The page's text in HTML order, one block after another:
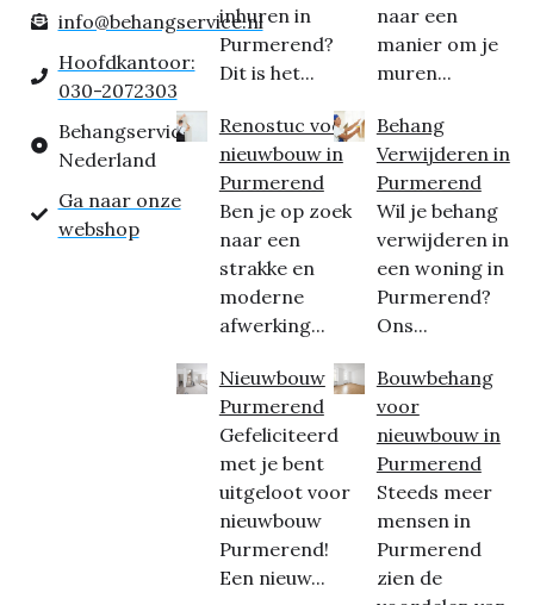
info@behangservice.nl
Hoofdkantoor:
030-2072303
Behangservice
Nederland
Ga naar onze
webshop
inhuren in
Purmerend?
Dit is het...
Renostuc voor
nieuwbouw in
Purmerend
Ben je op zoek
naar een
strakke en
moderne
afwerking...
Nieuwbouw
Purmerend
Gefeliciteerd
met je bent
uitgeloot voor
nieuwbouw
Purmerend!
Een nieuw...
naar een
manier om je
muren...
Behang
Verwijderen in
Purmerend
Wil je behang
verwijderen in
een woning in
Purmerend?
Ons...
Bouwbehang
voor
nieuwbouw in
Purmerend
Steeds meer
mensen in
Purmerend
zien de